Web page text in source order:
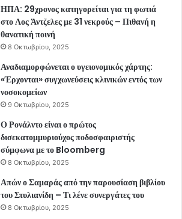
ΗΠΑ: 29χρονος κατηγορείται για τη φωτιά
στο Λος Άντζελες με 31 νεκρούς – Πιθανή η
θανατική ποινή
8 Οκτωβρίου, 2025
Αναδιαμορφώνεται ο υγειονομικός χάρτης:
«Έρχονται» συγχωνεύσεις κλινικών εντός των
νοσοκομείων
9 Οκτωβρίου, 2025
Ο Ρονάλντο είναι ο πρώτος
δισεκατομμυριούχος ποδοσφαιριστής
σύμφωνα με το Bloomberg
8 Οκτωβρίου, 2025
Απών ο Σαμαράς από την παρουσίαση βιβλίου
του Στυλιανίδη – Τι λένε συνεργάτες του
8 Οκτωβρίου, 2025